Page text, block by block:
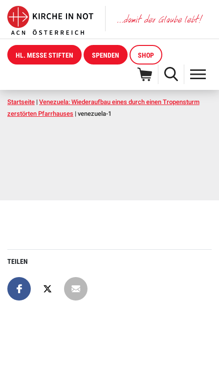
HL. MESSE STIFTEN SPENDEN SHOP
Startseite | Venezuela: Wiederaufbau eines durch einen Tropensturm
zerstörten Pfarrhauses | venezuela-1
TEILEN